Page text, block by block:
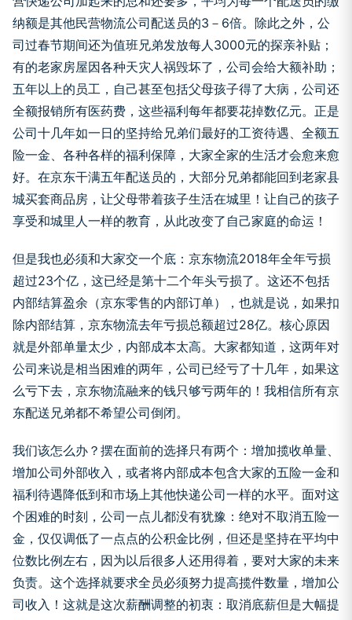
纳额是其他民营物流公司配送员的3－6倍。除此之外，公
司过春节期间还为值班兄弟发放每人3000元的探亲补贴；
有的老家房屋因各种天灾人祸毁坏了，公司会给大额补助；
五年以上的员工，自己甚至包括父母孩子得了大病，公司还
全额报销所有医药费，这些福利每年都要花掉数亿元。正是
公司十几年如一日的坚持给兄弟们最好的工资待遇、全额五
险一金、各种各样的福利保障，大家全家的生活才会愈来愈
好。在京东干满五年配送员的，大部分兄弟都能回到老家县
城买套商品房，让父母带着孩子生活在城里！让自己的孩子
享受和城里人一样的教育，从此改变了自己家庭的命运！
但是我也必须和大家交一个底：京东物流2018年全年亏损
超过23个亿，这已经是第十二个年头亏损了。这还不包括
内部结算盈余（京东零售的内部订单），也就是说，如果扣
除内部结算，京东物流去年亏损总额超过28亿。核心原因
就是外部单量太少，内部成本太高。大家都知道，这两年对
公司来说是相当困难的两年，公司已经亏了十几年，如果这
么亏下去，京东物流融来的钱只够亏两年的！我相信所有京
东配送兄弟都不希望公司倒闭。
我们该怎么办？摆在面前的选择只有两个：增加揽收单量、
增加公司外部收入，或者将内部成本包含大家的五险一金和
福利待遇降低到和市场上其他快递公司一样的水平。面对这
个困难的时刻，公司一点儿都没有犹豫：绝对不取消五险一
金，仅仅调低了一点点的公积金比例，但还是坚持在平均中
位数比例左右，因为以后很多人还用得着，要对大家的未来
负责。这个选择就要求全员必须努力提高揽件数量，增加公
司收入！这就是这次薪酬调整的初衷：取消底薪但是大幅提